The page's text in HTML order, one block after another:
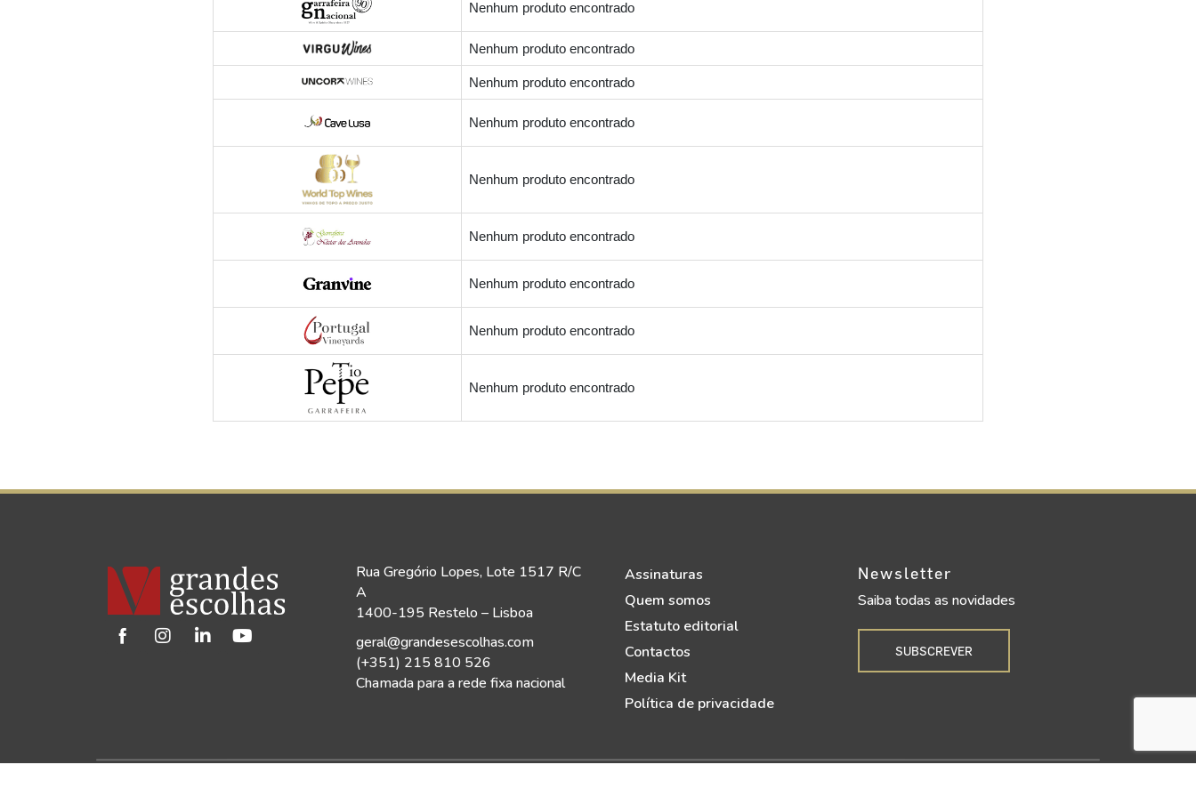
Nenhum produto encontrado
Nenhum produto encontrado
Nenhum produto encontrado
Nenhum produto encontrado
Nenhum produto encontrado
Nenhum produto encontrado
Nenhum produto encontrado
Nenhum produto encontrado
Nenhum produto encontrado
Rua Gregório Lopes, Lote 1517 R/C
A
1400-195 Restelo – Lisboa
geral@grandesescolhas.com
(+351) 215 810 526
Chamada para a rede fixa nacional
Assinaturas
Quem somos
Estatuto editorial
Contactos
Media Kit
Política de privacidade
Newsletter
Saiba todas as novidades
SUBSCREVER